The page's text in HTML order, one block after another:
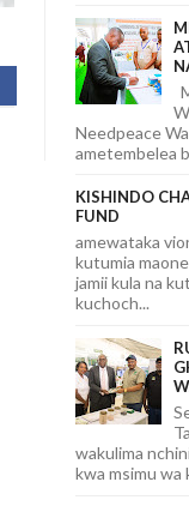
Needpeace
ametembelea
KISHINDO
FUND
amewataka
kutumia
jamii kula na
kuchoch...
wakulima
kwa msimu wa